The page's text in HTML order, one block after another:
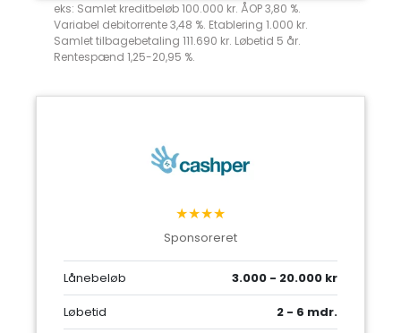
eks: Samlet kreditbeløb 100.000 kr. ÅOP 3,80 %.
Variabel debitorrente 3,48 %. Etablering 1.000 kr.
Samlet tilbagebetaling 111.690 kr. Løbetid 5 år.
Rentespænd 1,25-20,95 %.
★★★★
Sponsoreret
Lånebeløb
3.000 - 20.000 kr
Løbetid
2 - 6 mdr.